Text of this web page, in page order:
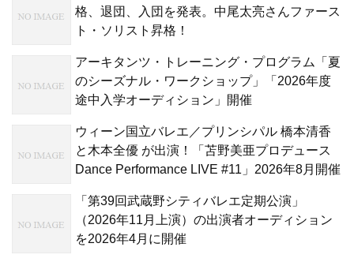
格、退団、入団を発表。中尾太亮さんファース
ト・ソリスト昇格！
アーキタンツ・トレーニング・プログラム「夏
のシーズナル・ワークショップ」「2026年度
途中入学オーディション」開催
ウィーン国立バレエ／プリンシパル 橋本清香
と木本全優 が出演！「苫野美亜プロデュース
Dance Performance LIVE #11」2026年8月開催
「第39回武蔵野シティバレエ定期公演」
（2026年11月上演）の出演者オーディション
を2026年4月に開催